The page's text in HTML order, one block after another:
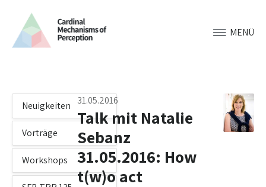
MENÜ
Neuigkeiten
Vorträge
Workshops
31.05.2016
Talk mit Natalie
Sebanz
31.05.2016: How
t(w)o act